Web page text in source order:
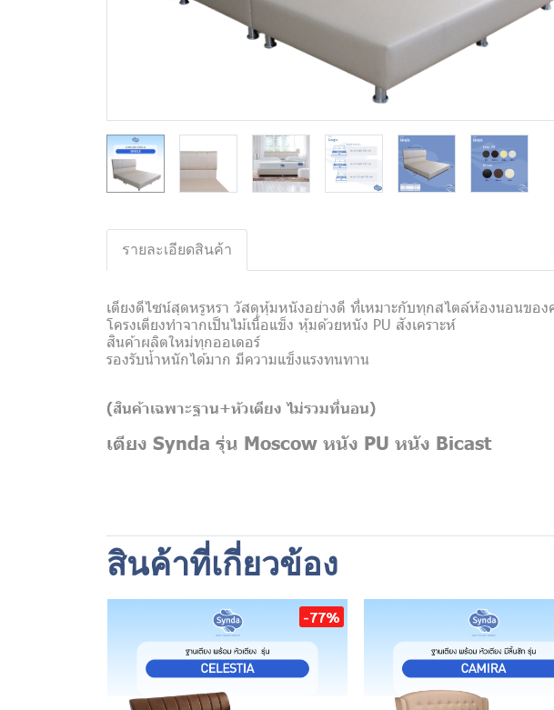
รายละเอียดสินค้า
เตียงดีไซน์สุดหรูหรา วัสดุหุ้มหนังอย่างดี ที่เหมาะกับทุกสไตล์ห้องนอนขอ
โครงเตียงทำจากเป็นไม้เนื้อแข็ง หุ้มด้วยหนัง PU สังเคราะห์
สินค้าผลิตใหม่ทุกออเดอร์
รองรับน้ำหนักได้มาก มีความแข็งแรงทนทาน
(สินค้าเฉพาะฐาน+หัวเตียง ไม่รวมที่นอน)
เตียง Synda รุ่น Moscow หนัง PU หนัง Bicast
สินค้าที่เกี่ยวข้อง
-77%